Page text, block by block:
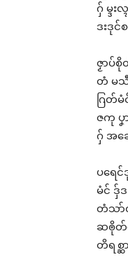
ဂှ် မ္ဒ
ဒးဒု
ဇၟာပ်
တံ မ
ဂြတ်
ဇကု ပၞ
ဂှ် အခ
ပရေ
မံင် ဒှ်
တံသာ်
ဆၜိုတ်
တိရစ္ဆ